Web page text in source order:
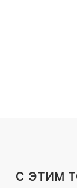
C ЭТИМ